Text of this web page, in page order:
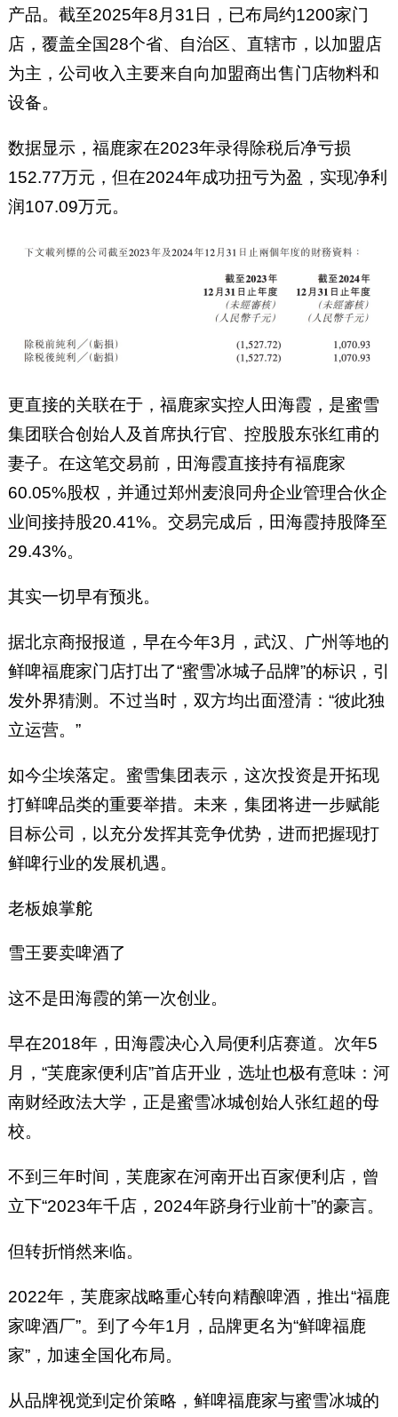
产品。截至2025年8月31日，已布局约1200家门
店，覆盖全国28个省、自治区、直辖市，以加盟店
为主，公司收入主要来自向加盟商出售门店物料和
设备。
数据显示，福鹿家在2023年录得除税后净亏损
152.77万元，但在2024年成功扭亏为盈，实现净利
润107.09万元。
更直接的关联在于，福鹿家实控人田海霞，是蜜雪
集团联合创始人及首席执行官、控股股东张红甫的
妻子。在这笔交易前，田海霞直接持有福鹿家
60.05%股权，并通过郑州麦浪同舟企业管理合伙企
业间接持股20.41%。交易完成后，田海霞持股降至
29.43%。
其实一切早有预兆。
据北京商报报道，早在今年3月，武汉、广州等地的
鲜啤福鹿家门店打出了“蜜雪冰城子品牌”的标识，引
发外界猜测。不过当时，双方均出面澄清：“彼此独
立运营。”
如今尘埃落定。蜜雪集团表示，这次投资是开拓现
打鲜啤品类的重要举措。未来，集团将进一步赋能
目标公司，以充分发挥其竞争优势，进而把握现打
鲜啤行业的发展机遇。
老板娘掌舵
雪王要卖啤酒了
这不是田海霞的第一次创业。
早在2018年，田海霞决心入局便利店赛道。次年5
月，“芙鹿家便利店”首店开业，选址也极有意味：河
南财经政法大学，正是蜜雪冰城创始人张红超的母
校。
不到三年时间，芙鹿家在河南开出百家便利店，曾
立下“2023年千店，2024年跻身行业前十”的豪言。
但转折悄然来临。
2022年，芙鹿家战略重心转向精酿啤酒，推出“福鹿
家啤酒厂”。到了今年1月，品牌更名为“鲜啤福鹿
家”，加速全国化布局。
从品牌视觉到定价策略，鲜啤福鹿家与蜜雪冰城的